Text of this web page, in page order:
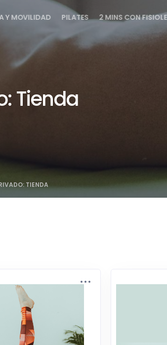
Y MOVILIDAD PILATES 2 MINS CON
TIENDA
Tienda